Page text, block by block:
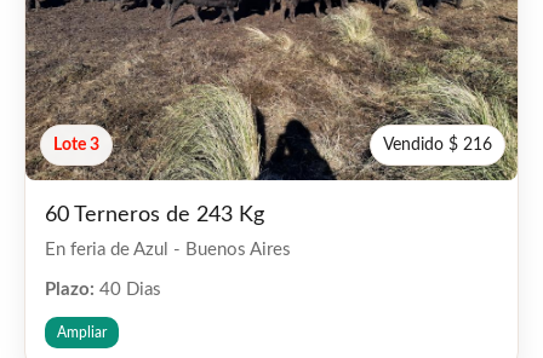
Lote 3 Vendido $ 216
60 Terneros de 243 Kg
En feria de Azul - Buenos Aires
Plazo: 40 Dias
Ampliar